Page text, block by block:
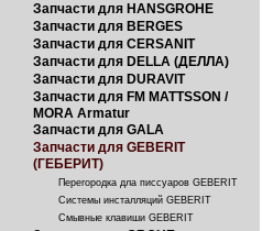
Запчасти для HANSGROHE
Запчасти для BERGES
Запчасти для CERSANIT
Запчасти для DELLA (ДЕЛЛА)
Запчасти для DURAVIT
Запчасти для FM MATTSSON /
MORA Armatur
Запчасти для GALA
Запчасти для GEBERIT
(ГЕБЕРИТ)
Перегородка длa писсуарoв GEBERIT
Системы инсталляций GEBERIT
Смывные клавиши GEBERIT